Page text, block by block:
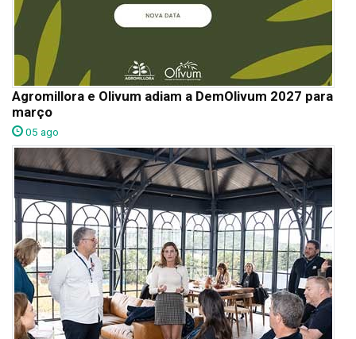
Agromillora e Olivum adiam a DemOlivum 2027 para
março
05 ago